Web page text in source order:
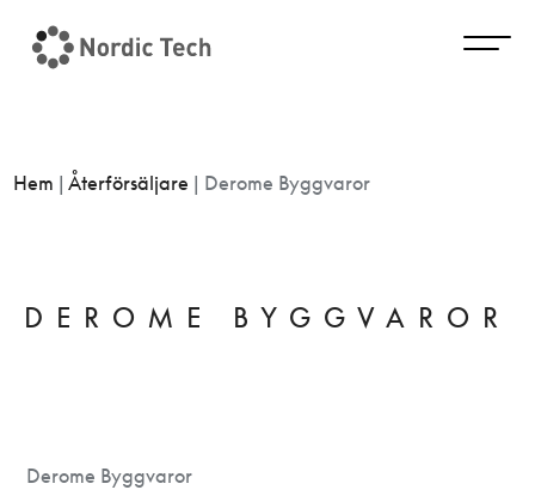
Hem |Återförsäljare | Derome Byggvaror
DEROME BYGGVAROR
Derome Byggvaror